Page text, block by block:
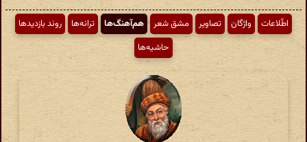
اطّلاعات واژگان تصاویر مشق شعر هم‌آهنگ‌ها ترانه‌ها
روند بازدیدها
حاشیه‌ها